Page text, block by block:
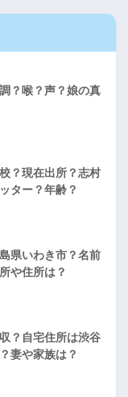
？喉？声？娘の真
？現在出所？志村
ター？年齢？
県いわき市？名前
や住所は？
？自宅住所は渋谷
妻や家族は？